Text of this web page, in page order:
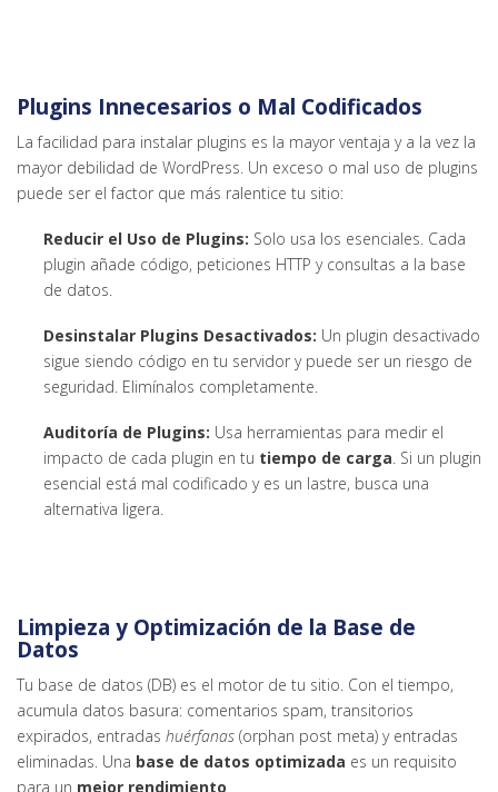
Plugins Innecesarios o Mal Codificados
La facilidad para instalar plugins es la mayor ventaja y a la vez la
mayor debilidad de WordPress. Un exceso o mal uso de plugins
puede ser el factor que más ralentice tu sitio:
Reducir el Uso de Plugins: Solo usa los esenciales. Cada
plugin añade código, peticiones HTTP y consultas a la base
de datos.
Desinstalar Plugins Desactivados: Un plugin desactivado
sigue siendo código en tu servidor y puede ser un riesgo de
seguridad. Elimínalos completamente.
Auditoría de Plugins: Usa herramientas para medir el
impacto de cada plugin en tu tiempo de carga. Si un plugin
esencial está mal codificado y es un lastre, busca una
alternativa ligera.
Limpieza y Optimización de la Base de
Datos
Tu base de datos (DB) es el motor de tu sitio. Con el tiempo,
acumula datos basura: comentarios spam, transitorios
expirados, entradas huérfanas (orphan post meta) y entradas
eliminadas. Una base de datos optimizada es un requisito
para un mejor rendimiento